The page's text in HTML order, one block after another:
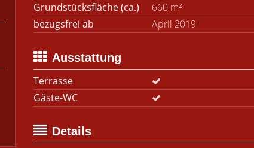
Grundstücksfläche (ca.)
660 m²
bezugsfrei ab
April 2019
Ausstattung
Terrasse
Gäste-WC
Details